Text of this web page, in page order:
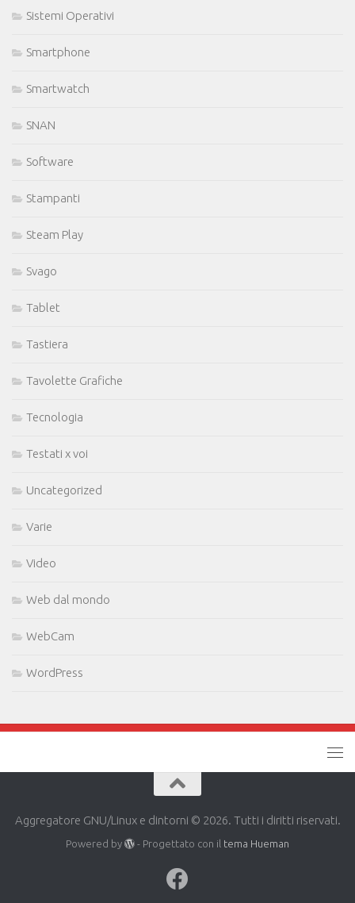
Sistemi Operativi
Smartphone
Smartwatch
SNAN
Software
Stampanti
Steam Play
Svago
Tablet
Tastiera
Tavolette Grafiche
Tecnologia
Testati x voi
Uncategorized
Varie
Video
Web dal mondo
WebCam
WordPress
Aggregatore GNU/Linux e dintorni © 2026. Tutti i diritti riservati.
Powered by - Progettato con il tema Hueman